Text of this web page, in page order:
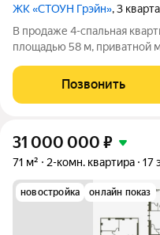
ЖК «СТОУН Грэйн», 3
В продаже 4-спальная
площадью 58 м, приватной
Просторная кухня-
уютной обстановке, а с
Позвонить
31 000 000 ₽
71 м² 2-комн. квартира 17
новостройка онлайн показ